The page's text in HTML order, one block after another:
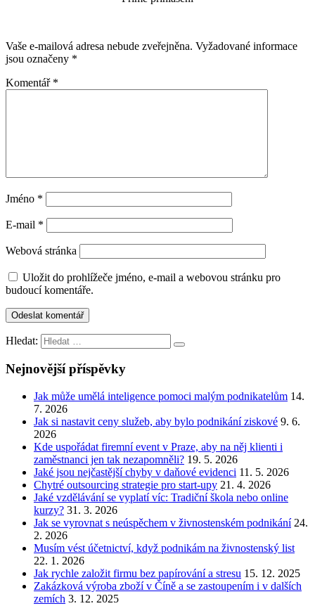
Vaše e-mailová adresa nebude zveřejněna. Vyžadované informace
jsou označeny *
Komentář *
Jméno *
E-mail *
Webová stránka
Uložit do prohlížeče jméno, e-mail a webovou stránku pro
budoucí komentáře.
Hledat:
Nejnovější příspěvky
Jak může umělá inteligence pomoci malým podnikatelům 14.
7. 2026
Jak si nastavit ceny služeb, aby bylo podnikání ziskové 9. 6.
2026
Kde uspořádat firemní event v Praze, aby na něj klienti i
zaměstnanci jen tak nezapomněli? 19. 5. 2026
Jaké jsou nejčastější chyby v daňové evidenci 11. 5. 2026
Chytré outsourcing strategie pro start-upy 21. 4. 2026
Jaké vzdělávání se vyplatí víc: Tradiční škola nebo online
kurzy? 31. 3. 2026
Jak se vyrovnat s neúspěchem v živnostenském podnikání 24.
2. 2026
Musím vést účetnictví, když podnikám na živnostenský list
22. 1. 2026
Jak rychle založit firmu bez papírování a stresu 15. 12. 2025
Zakázková výroba zboží v Číně a se zastoupením i v dalších
zemích 3. 12. 2025